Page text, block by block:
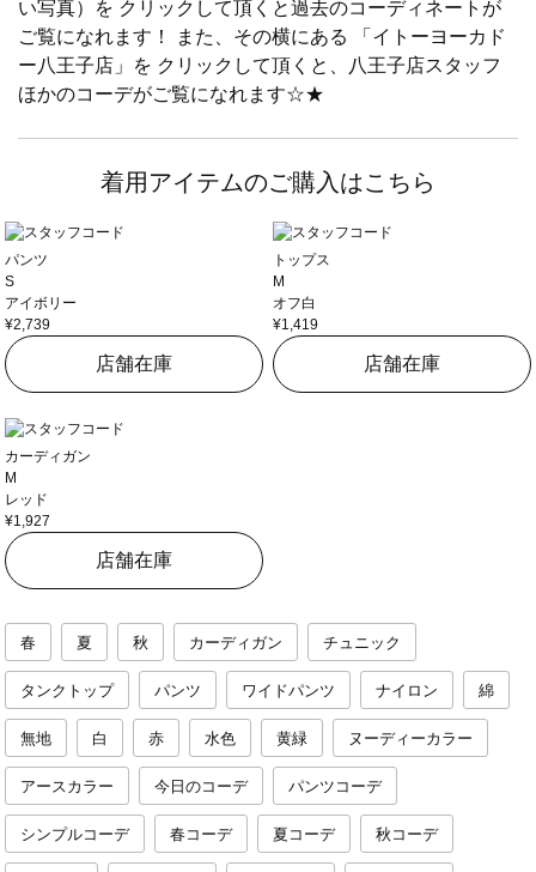
い写真）を クリックして頂くと過去のコーディネートが
ご覧になれます！ また、その横にある 「イトーヨーカド
ー八王子店」を クリックして頂くと、八王子店スタッフ
ほかのコーデがご覧になれます☆★
着用アイテムのご購入はこちら
パンツ
S
アイボリー
¥2,739
店舗在庫
トップス
M
オフ白
¥1,419
店舗在庫
カーディガン
M
レッド
¥1,927
店舗在庫
春 夏 秋 カーディガン チュニック
タンクトップ パンツ ワイドパンツ ナイロン 綿
無地 白 赤 水色 黄緑 ヌーディーカラー
アースカラー 今日のコーデ パンツコーデ
シンプルコーデ 春コーデ 夏コーデ 秋コーデ